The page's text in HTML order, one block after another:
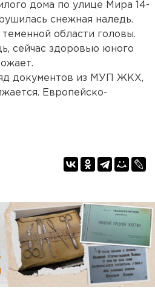
дома по улице Мира 14-
снежная наледь.
области головы.
сейчас здоровью юного
документов из МУП ЖКХ,
Европейско-